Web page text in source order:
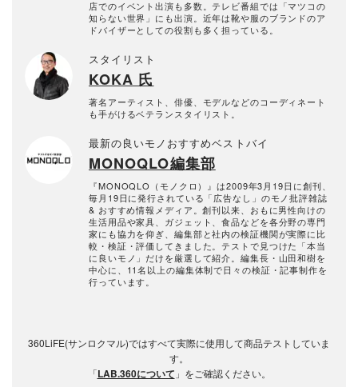
店でのイベント出演も多数。テレビ番組では「マツコの
知らない世界」にも出演。近年は靴や服のブランドのア
ドバイザーとしての役割も多く担っている。
スタイリスト
KOKA 氏
著名アーティスト、俳優、モデルなどのコーディネート
も手がけるベテランスタイリスト。
最新の良いモノおすすめベストバイ
MONOQLO編集部
『MONOQLO（モノクロ）』は2009年3月19日に創刊、
毎月19日に発行されている「広告なし」のモノ批評雑誌
& おすすめ情報メディア。創刊以来、おもに男性向けの
生活用品や家具、ガジェット、食品などを各分野の専門
家にも協力を仰ぎ、編集部と社内の検証機関が実際に比
較・検証・評価してきました。テストで見つけた「本当
に良いモノ」だけを厳選して紹介。編集長・山田和樹を
中心に、11名以上の編集体制で日々の検証・記事制作を
行っています。
360LiFE(サンロクマル)ではすべて実際に使用して商品テストしていま
す。
「LAB.360について 」をご確認ください。